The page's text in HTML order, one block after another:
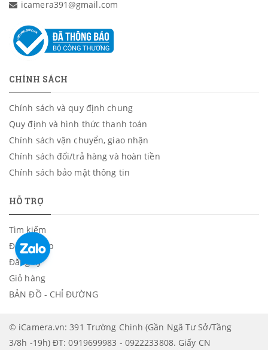
icamera391@gmail.com
CHÍNH SÁCH
Chính sách và quy định chung
Quy định và hình thức thanh toán
Chính sách vận chuyển, giao nhận
Chính sách đổi/trả hàng và hoàn tiền
Chính sách bảo mật thông tin
HỖ TRỢ
Tìm kiếm
Đăng nhập
Đăng ký
Giỏ hàng
BẢN ĐỒ - CHỈ ĐƯỜNG
© iCamera.vn: 391 Trường Chinh (Gần Ngã Tư Sở/Tầng
3/8h -19h) ĐT: 0919699983 - 0922233808. Giấy CN